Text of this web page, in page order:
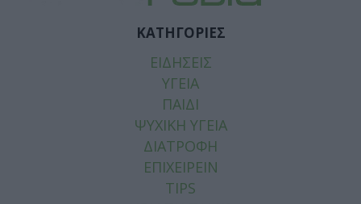
ΚΑΤΗΓΟΡΙΕΣ
ΕΙΔΗΣΕΙΣ
ΥΓΕΙΑ
ΠΑΙΔΙ
ΨΥΧΙΚΗ ΥΓΕΙΑ
ΔΙΑΤΡΟΦΗ
ΕΠΙΧΕΙΡΕΙΝ
TIPS